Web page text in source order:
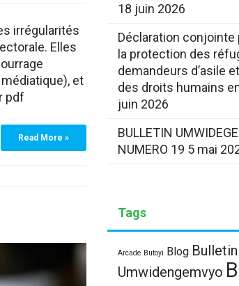
irrégularités
Elles
et
pdf
Read More »
18 juin 2026
Déclaration conjointe
la protection des
demandeurs d’asile
des droits humains
juin 2026
BULLETIN
NUMERO 19 5 mai
Tags
Arcade Butoyi Blog Bulletin
Umwidengemvyo